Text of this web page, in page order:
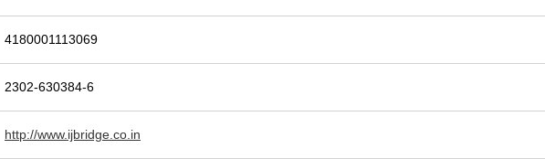
4180001113069
2302-630384-6
http://www.ijbridge.co.in